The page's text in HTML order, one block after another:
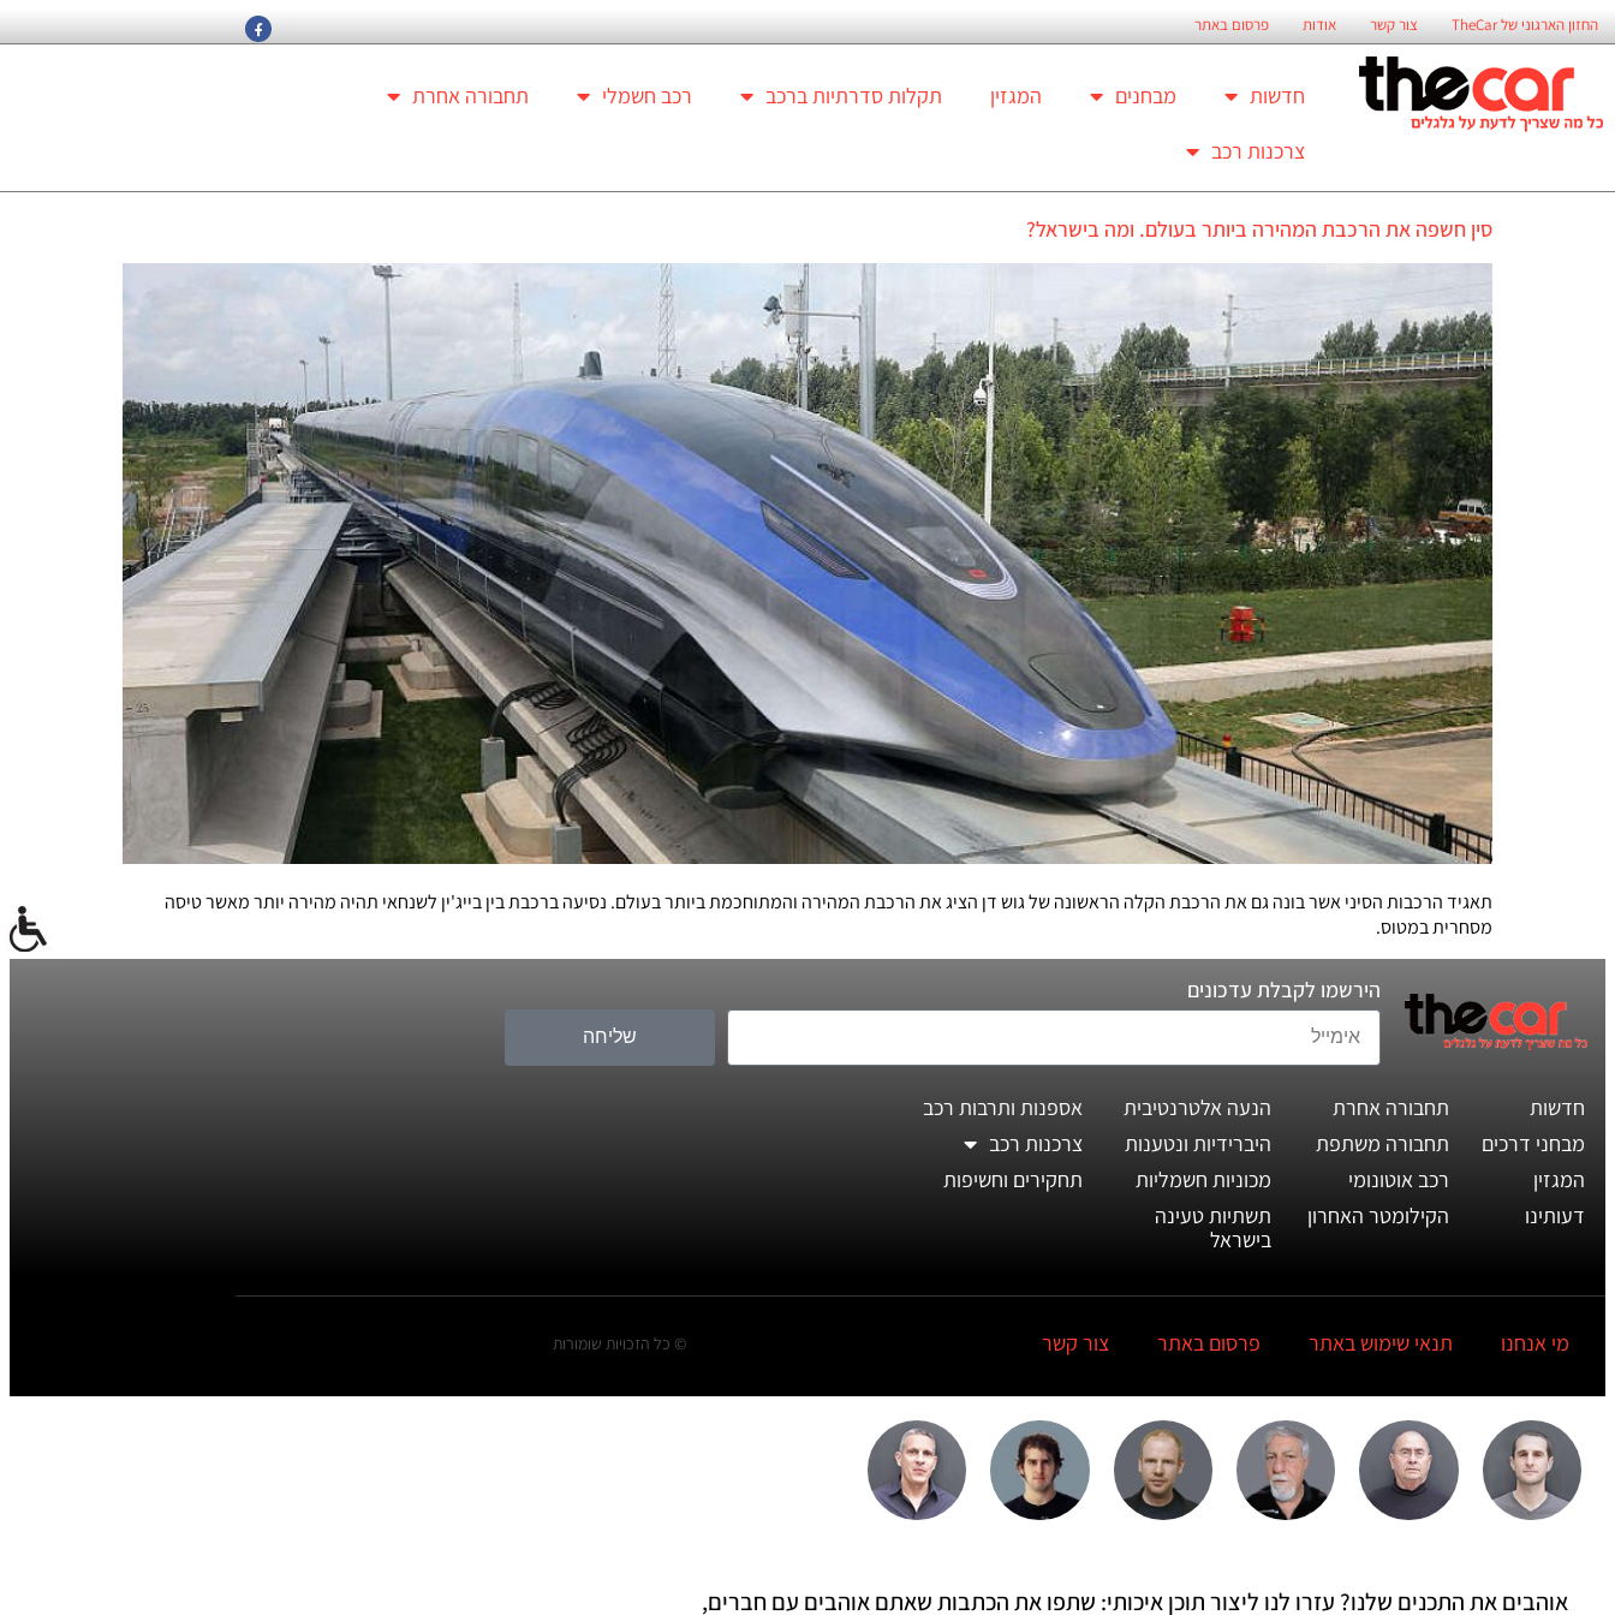
החזון הארגוני של TheCar צור קשר אודות פרסום באתר
חדשות מבחנים המגזין תקלות סדרתיות ברכב רכב חשמלי
תחבורה אחרת
צרכנות רכב
סין חשפה את הרכבת המהירה ביותר בעולם. ומה בישראל?
תאגיד הרכבות הסיני אשר בונה גם את הרכבת הקלה הראשונה של גוש דן הציג את הרכבת המהירה והמתוחכמת ביותר בעולם. נסיעה ברכבת בין בייג'ין לשנחאי תהיה מהירה יותר מאשר טיסה
מסחרית במטוס.
הירשמו לקבלת עדכונים
שליחה
חדשות
מבחני דרכים
המגזין
דעותינו
תחבורה אחרת
תחבורה משתפת
רכב אוטונומי
הקילומטר האחרון
הנעה אלטרנטיבית
היברידיות ונטענות
מכוניות חשמליות
תשתיות טעינה
בישראל
אספנות ותרבות רכב
צרכנות רכב
תחקירים וחשיפות
מי אנחנו תנאי שימוש באתר פרסום באתר צור קשר © כל הזכויות שומורות
אוהבים את התכנים שלנו? עזרו לנו ליצור תוכן איכותי: שתפו את הכתבות שאתם אוהבים עם חברים,